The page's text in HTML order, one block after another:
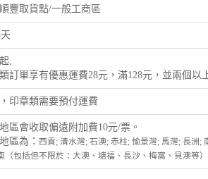
豐取貨點/一般工商區
,
訂單享有優惠運費28元，滿128元，並兩個
印章類需要預付運費
區會收取偏遠附加費10元/票。
區為： 西貢; 清水灣; 石澳; 赤柱; 愉景灣; 馬灣; 長洲;
（包括但不限於：大澳、塘福、長沙、梅窩、貝澳等）